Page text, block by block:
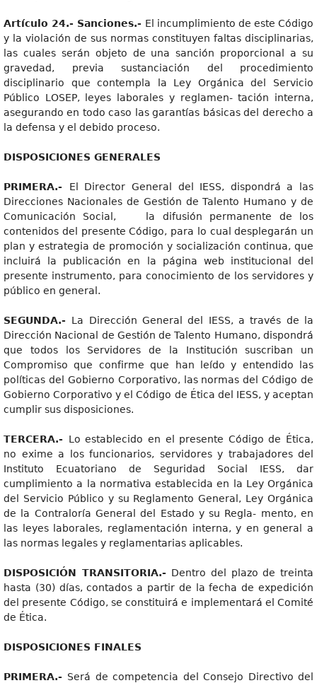
Artículo 24.- Sanciones.- El incumplimiento de este Código
y la violación de sus normas constituyen faltas disciplinarias,
las cuales serán objeto de una sanción proporcional a su
gravedad, previa sustanciación del procedimiento
disciplinario que contempla la Ley Orgánica del Servicio
Público LOSEP, leyes laborales y reglamen- tación interna,
asegurando en todo caso las garantías básicas del derecho a
la defensa y el debido proceso.
DISPOSICIONES GENERALES
PRIMERA.- El Director General del IESS, dispondrá a las
Direcciones Nacionales de Gestión de Talento Humano y de
Comunicación Social, la difusión permanente de los
contenidos del presente Código, para lo cual desplegarán un
plan y estrategia de promoción y socialización continua, que
incluirá la publicación en la página web institucional del
presente instrumento, para conocimiento de los servidores y
público en general.
SEGUNDA.- La Dirección General del IESS, a través de la
Dirección Nacional de Gestión de Talento Humano, dispondrá
que todos los Servidores de la Institución suscriban un
Compromiso que confirme que han leído y entendido las
políticas del Gobierno Corporativo, las normas del Código de
Gobierno Corporativo y el Código de Ética del IESS, y aceptan
cumplir sus disposiciones.
TERCERA.- Lo establecido en el presente Código de Ética,
no exime a los funcionarios, servidores y trabajadores del
Instituto Ecuatoriano de Seguridad Social IESS, dar
cumplimiento a la normativa establecida en la Ley Orgánica
del Servicio Público y su Reglamento General, Ley Orgánica
de la Contraloría General del Estado y su Regla- mento, en
las leyes laborales, reglamentación interna, y en general a
las normas legales y reglamentarias aplicables.
DISPOSICIÓN TRANSITORIA.- Dentro del plazo de treinta
hasta (30) días, contados a partir de la fecha de expedición
del presente Código, se constituirá e implementará el Comité
de Ética.
DISPOSICIONES FINALES
PRIMERA.- Será de competencia del Consejo Directivo del